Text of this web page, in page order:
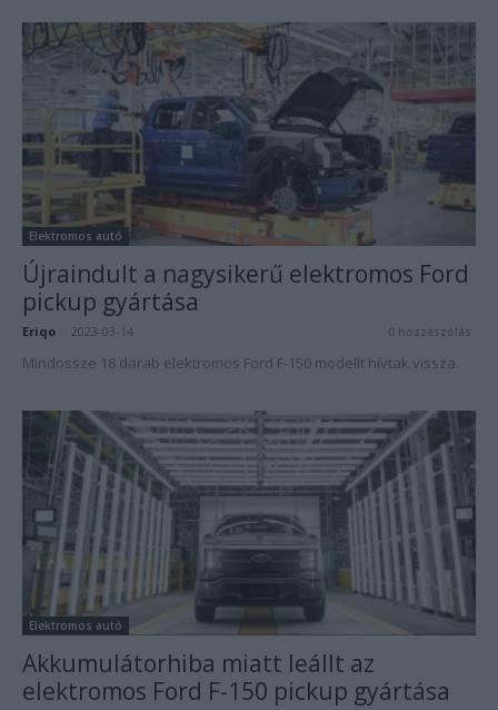
Elektromos autó
Újraindult a nagysikerű elektromos Ford
pickup gyártása
Eriqo 2023-03-14 0 hozzászólás
Mindössze 18 darab elektromos Ford F-150 modellt hívtak vissza.
Elektromos autó
Akkumulátorhiba miatt leállt az
elektromos Ford F-150 pickup gyártása